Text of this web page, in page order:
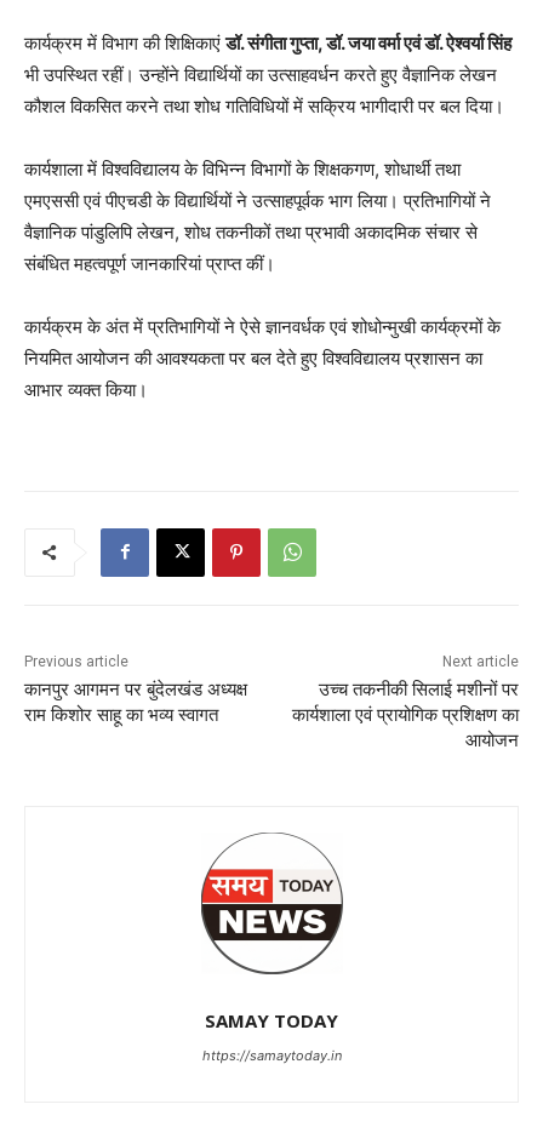
कार्यक्रम में विभाग की शिक्षिकाएंडॉ. संगीता गुप्ता, डॉ. जया वर्मा एवं डॉ. ऐश्वर्या सिंह
भी उपस्थित रहीं। उन्होंने विद्यार्थियों का उत्साहवर्धन करते हुए वैज्ञानिक लेखन
कौशल विकसित करने तथा शोध गतिविधियों में सक्रिय भागीदारी पर बल दिया।
कार्यशाला में विश्वविद्यालय के विभिन्न विभागों के शिक्षकगण, शोधार्थी तथा
एमएससी एवं पीएचडी के विद्यार्थियों ने उत्साहपूर्वक भाग लिया। प्रतिभागियों ने
वैज्ञानिक पांडुलिपि लेखन, शोध तकनीकों तथा प्रभावी अकादमिक संचार से
संबंधित महत्वपूर्ण जानकारियां प्राप्त कीं।
कार्यक्रम के अंत में प्रतिभागियों ने ऐसे ज्ञानवर्धक एवं शोधोन्मुखी कार्यक्रमों के
नियमित आयोजन की आवश्यकता पर बल देते हुए विश्वविद्यालय प्रशासन का
आभार व्यक्त किया।
Previous article
कानपुर आगमन पर बुंदेलखंड अध्यक्ष
राम किशोर साहू का भव्य स्वागत
Next article
उच्च तकनीकी सिलाई मशीनों पर
कार्यशाला एवं प्रायोगिक प्रशिक्षण का
आयोजन
SAMAY TODAY
https://samaytoday.in